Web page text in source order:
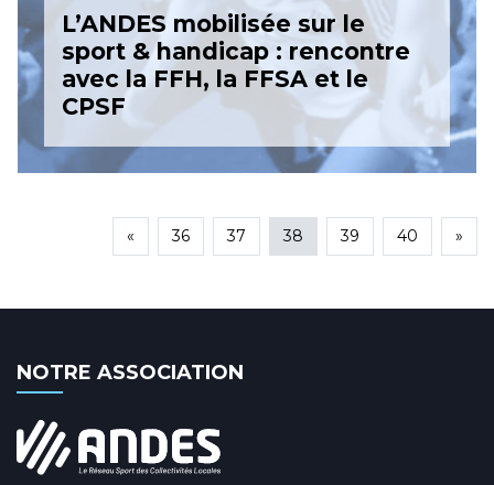
L’ANDES mobilisée sur le
sport & handicap : rencontre
avec la FFH, la FFSA et le
CPSF
« 36 37 38 39 40 »
NOTRE ASSOCIATION